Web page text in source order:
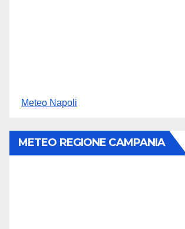
Meteo Napoli
METEO REGIONE CAMPANIA